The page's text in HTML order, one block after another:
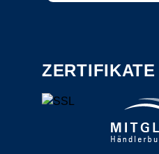
ZERTIFIKATE